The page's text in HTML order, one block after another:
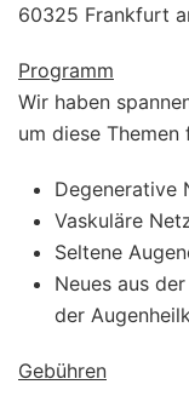
60325 Frankfurt
Programm
Wir haben
um diese
Degenerative
Vaskuläre
Seltene
Neues aus
der
Gebühren